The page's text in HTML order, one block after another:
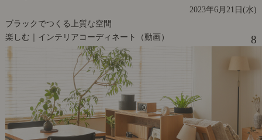
2023年6月21日(水)
ブラックでつくる上質な空間
楽しむ｜インテリアコーディネート（動画）
8